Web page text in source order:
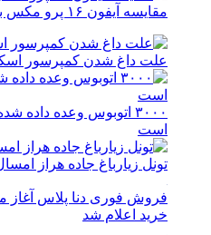
مقایسه آیفون ۱۶ پرو مکس با سایر پرچمداران بازار
علت داغ شدن کمپرسور
۳۰۰۰ اتوبوس وعده
است
تونل زیارباغ جاده هراز
فروش فوری دنا پلاس آغاز
خرید اعلام شد